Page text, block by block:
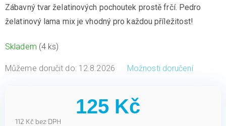
Zábavný tvar želatinových pochoutek prostě frčí. Pedro
želatinový lama mix je vhodný pro každou příležitost!
Skladem (4 ks)
Můžeme doručit do: 12.8.2026 Možnosti doručení
125 Kč
112 Kč bez DPH